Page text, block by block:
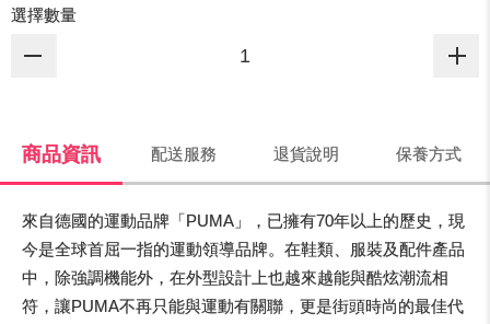
選擇數量
商品資訊 配送服務 退貨說明 保養方式
來自德國的運動品牌「PUMA」，已擁有70年以上的歷史，現
今是全球首屈一指的運動領導品牌。在鞋類、服裝及配件產品
中，除強調機能外，在外型設計上也越來越能與酷炫潮流相
符，讓PUMA不再只能與運動有關聯，更是街頭時尚的最佳代